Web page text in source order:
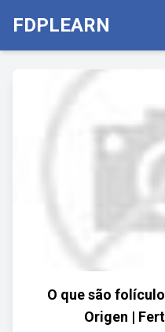
FDPLEARN
O que são
Origen |